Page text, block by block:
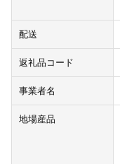
配送
返礼品コード
事業者名
地場産品